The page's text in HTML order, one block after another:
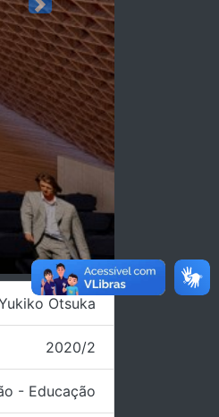
Next
Otsuka
2020/2
- Educação